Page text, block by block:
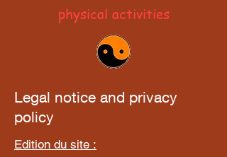
physical activities
Legal notice and privacy
policy
Edition du site :